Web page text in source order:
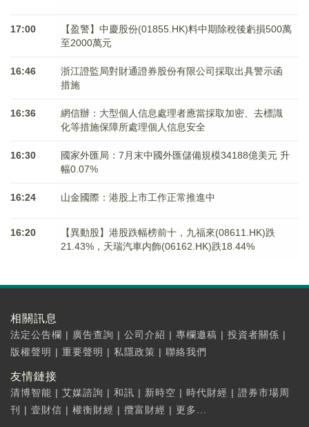
17:00
【盈警】中慶股份(01855.HK)料中期除稅後虧損500萬
至2000萬元
16:46
浙江證監局對財通證券股份有限公司採取出具警示函
措施
16:36
網信辦：大型個人信息處理者應當採取加密、去標識
化等措施保障所處理個人信息安全
16:30
國家外匯局：7月末中國外匯儲備規模34188億美元 升
幅0.07%
16:24 山金國際：港股上市工作正常推進中
16:20
【異動股】港股跌幅榜前十，九福來(08611.HK)跌
21.43%，天瑞汽車内飾(06162.HK)跌18.44%
相關訊息
法定公告欄 | 廣告查詢 | 公司介紹 | 專欄邀稿 | 投資者關係 |
版權聲明 | 重要聲明 | 私隱政策 | 聯絡我們
友情鏈接
清博智能 | 艾媒諮詢 | 和訊 | 新時空 | 時代財經 | 證券市場周
刊
| 壹財信 | 權衡財經 | 攬富財經 | 更多...